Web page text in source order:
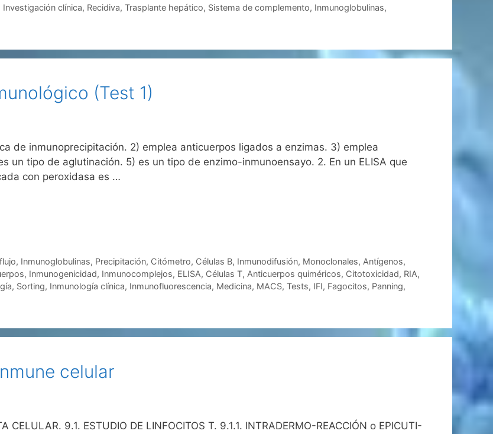
Investigación clínica, Recidiva,Trasplante hepático, Sistema de complemento, Inmunoglobulinas,
(Test 1)
de inmunoprecipitación. 2) emplea anticuerpos ligados a enzimas. 3) emplea
un tipo de aglutinación. 5) es un tipo de enzimo-inmunoensayo. 2. En un ELISA que
con peroxidasa es …
, Inmunoglobulinas, Precipitación, Citómetro, Células B, Inmunodifusión, Monoclonales, Antígenos,
, Inmunogenicidad, Inmunocomplejos, ELISA, Células T, Anticuerpos quiméricos, Citotoxicidad, RIA,
, Sorting, Inmunología clínica, Inmunofluorescencia, Medicina, MACS, Tests, IFI, Fagocitos, Panning,
celular
CELULAR. 9.1. ESTUDIO DE LINFOCITOS T. 9.1.1. INTRADERMO-REACCIÓN o EPICUTI-